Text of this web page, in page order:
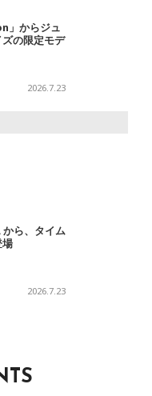
」からジュ
の限定モデ
2026.7.23
から、タイム
場
2026.7.23